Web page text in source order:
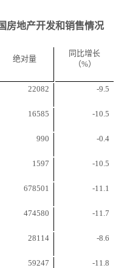
房地产开发和销售情况
绝对量
同比增长
（%）
22082 -9.5
16585 -10.5
990 -0.4
1597 -10.5
678501 -11.1
474580 -11.7
28114 -8.6
59247 -11.8